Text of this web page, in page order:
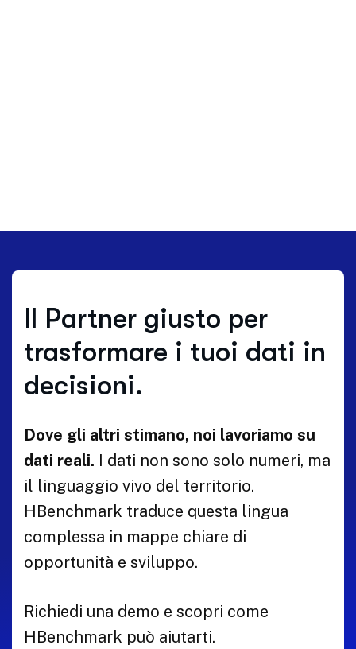
Il Partner giusto per
trasformare i tuoi dati in
decisioni.
Dove gli altri stimano, noi lavoriamo su
dati reali. I dati non sono solo numeri, ma
il linguaggio vivo del territorio.
HBenchmark traduce questa lingua
complessa in mappe chiare di
opportunità e sviluppo.
Richiedi una demo e scopri come
HBenchmark può aiutarti.